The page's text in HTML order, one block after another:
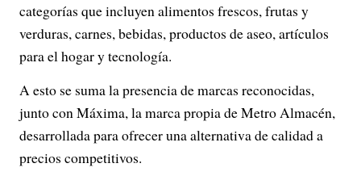
categorías que incluyen alimentos frescos, frutas y
verduras, carnes, bebidas, productos de aseo, artículos
para el hogar y tecnología.
A esto se suma la presencia de marcas reconocidas,
junto con Máxima, la marca propia de Metro Almacén,
desarrollada para ofrecer una alternativa de calidad a
precios competitivos.